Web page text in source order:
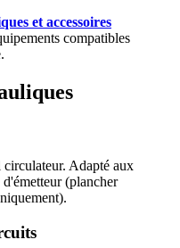
et accessoires
compatibles
Adapté aux
(plancher